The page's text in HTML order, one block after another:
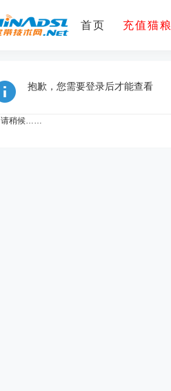
首页 充值猫粮
抱歉，您需要登录后才能查看
请稍候……